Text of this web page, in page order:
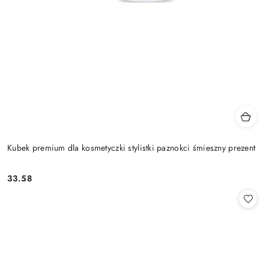
Kubek premium dla kosmetyczki stylistki paznokci śmieszny prezent
Cena:
33.58